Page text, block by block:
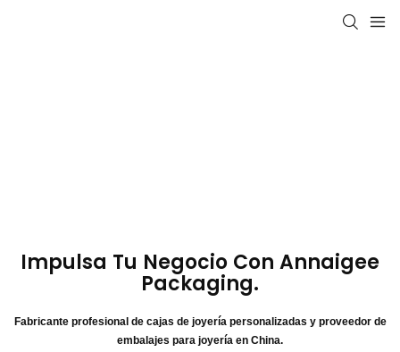
Impulsa Tu Negocio Con Annaigee
Packaging.
Fabricante profesional de cajas de joyería personalizadas y proveedor de
embalajes para joyería en China.